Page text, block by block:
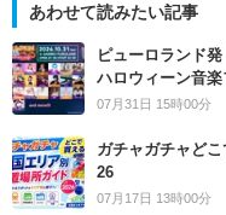
あわせて読みたい記事
ピューロランド
ハロウィーン音楽
07月31日 15時00分
ガチャガチャど
26
07月17日 13時00分